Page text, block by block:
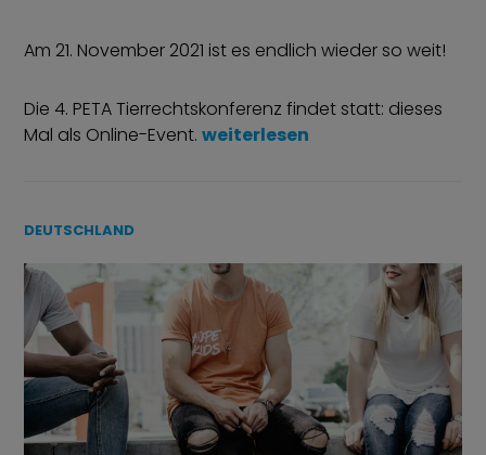
Am 21. November 2021 ist es endlich wieder so weit!
Die 4. PETA Tierrechtskonferenz findet statt: dieses
Mal als Online-Event.„Termin: 4. PETA
weiterlesen
DEUTSCHLAND